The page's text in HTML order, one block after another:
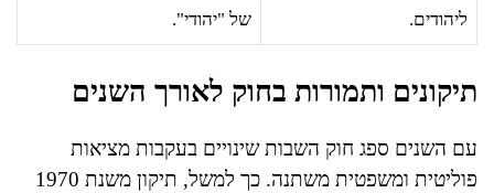
ליהודים.
של "יהודי".
תיקונים ותמורות בחוק לאורך השנים
עם השנים ספג חוק השבות שינויים בעקבות מציאות
פוליטית ומשפטית משתנה. כך למשל, תיקון משנת 1970